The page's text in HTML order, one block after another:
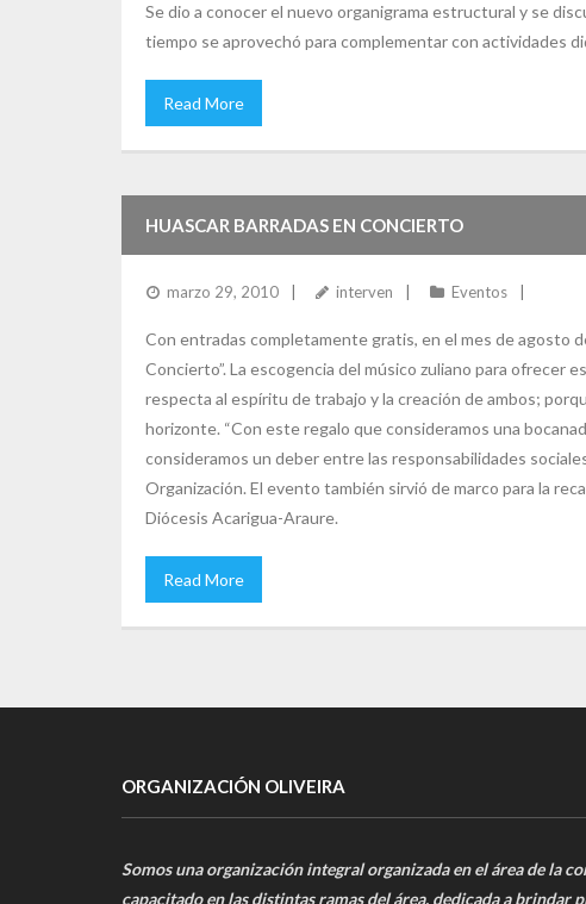
Se dio a conocer el nuevo organigrama estructural y se
tiempo se aprovechó para complementar con actividades
Read More
HUASCAR BARRADAS EN CONCIERTO
marzo 29, 2010 interven Eventos
Con entradas completamente gratis, en el mes de agosto
Concierto”. La escogencia del músico zuliano para ofrecer
respecta al espíritu de trabajo y la creación de ambos;
horizonte. “Con este regalo que consideramos una
consideramos un deber entre las responsabilidades
Organización. El evento también sirvió de marco para la
Diócesis Acarigua-Araure.
Read More
ORGANIZACIÓN OLIVEIRA
Somos una organización integral organizada en el área de la
capacitado en las distintas ramas del área, dedicada a brindar